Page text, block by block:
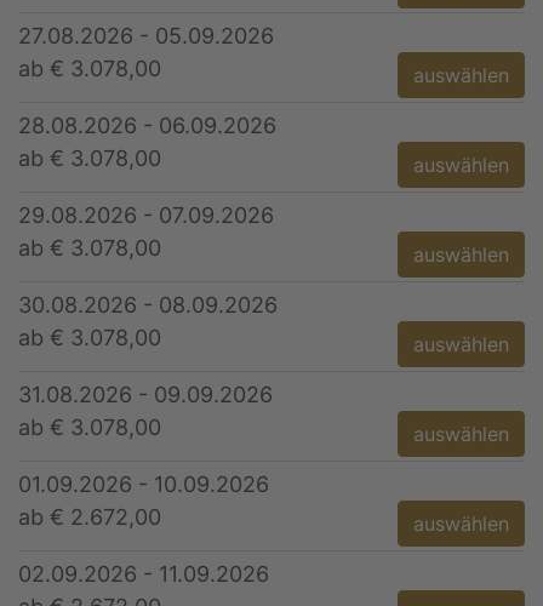
27.08.2026 - 05.09.2026
ab € 3.078,00
auswählen
28.08.2026 - 06.09.2026
ab € 3.078,00
auswählen
29.08.2026 - 07.09.2026
ab € 3.078,00
auswählen
30.08.2026 - 08.09.2026
ab € 3.078,00
auswählen
31.08.2026 - 09.09.2026
ab € 3.078,00
auswählen
01.09.2026 - 10.09.2026
ab € 2.672,00
auswählen
02.09.2026 - 11.09.2026